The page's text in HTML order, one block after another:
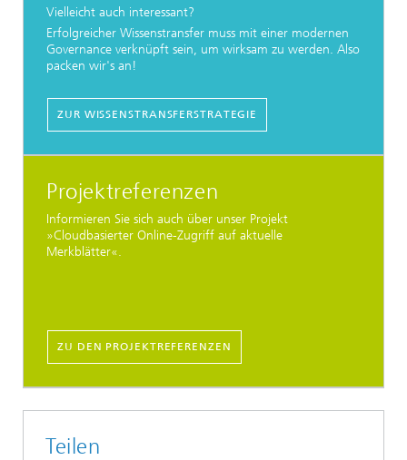
Vielleicht auch interessant?
Erfolgreicher Wissenstransfer muss mit einer modernen
Governance verknüpft sein, um wirksam zu werden. Also
packen wir's an!
ZUR WISSENSTRANSFERSTRATEGIE
Projektreferenzen
Informieren Sie sich auch über unser Projekt
»Cloudbasierter Online-Zugriff auf aktuelle
Merkblätter«.
ZU DEN PROJEKTREFERENZEN
Teilen